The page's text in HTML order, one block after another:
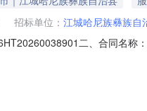
招标单位： 江城哈尼族彝族自
二、合同名称
彝族自治县勐烈镇新大新麻